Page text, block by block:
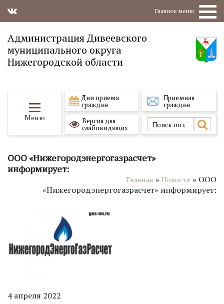
Главное меню
Администрация Дивеевского
муниципального округа
Нижегородской области
Меню
Дни приема
граждан
Приемная
граждан
Версия для
слабовидящих
ООО «Нижегородэнергогазрасчет»
информирует:
Главная » Новости » ООО
«Нижегородэнергогазрасчет» информирует:
4 апреля 2022